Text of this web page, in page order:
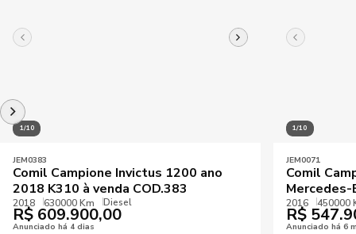
1/10
JEM0383
Comil Campione Invictus 1200 ano
2018 K310 à venda COD.383
2018 630000 Km Diesel
R$ 609.900,00
Anunciado há 4 dias
1/10
JEM0071
Comil
Mercedes-
2016 450000
R$
Anunciado há 6